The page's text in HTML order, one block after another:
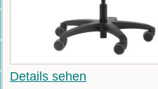
Details sehen